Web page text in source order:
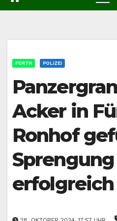
FÜRTH POLIZEI
Acker in
Ronhof
Sprengung
erfolgreich